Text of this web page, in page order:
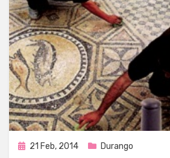
Publicada
21 Feb, 2014 Durango